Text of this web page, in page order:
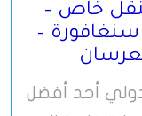
خاص –
–
أحد أفضل